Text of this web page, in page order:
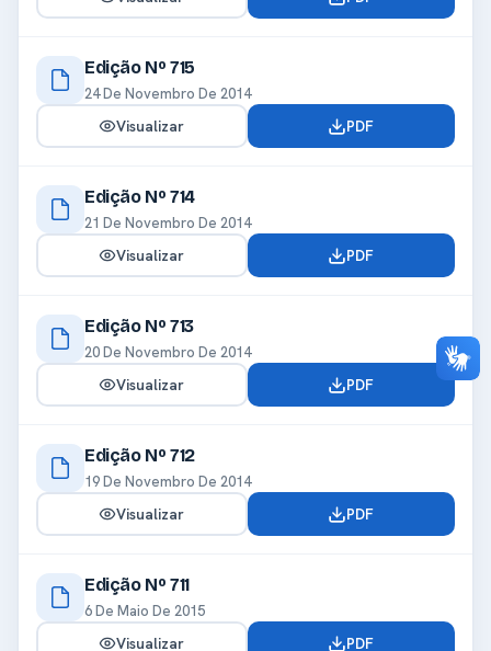
Edição Nº 715
24 De Novembro De 2014
Visualizar PDF
Edição Nº 714
21 De Novembro De 2014
Visualizar PDF
Edição Nº 713
20 De Novembro De 2014
Visualizar PDF
Edição Nº 712
19 De Novembro De 2014
Visualizar PDF
Edição Nº 711
6 De Maio De 2015
Visualizar PDF